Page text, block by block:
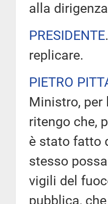
alla
PRESIDENTE
replicare.
PIETRO
Ministro, per
ritengo che,
è stato fatto
stesso
vigili del
pubblica,